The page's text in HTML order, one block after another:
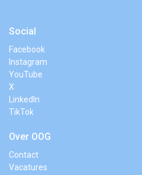
Social
Facebook
Instagram
YouTube
X
LinkedIn
TikTok
Over OOG
Contact
Vacatures